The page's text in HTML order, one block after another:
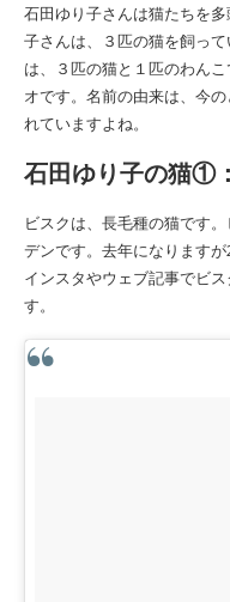
石田ゆり子さんは猫たちを
子さんは、３匹の猫を飼っ
は、３匹の猫と１匹のわん
オです。名前の由来は、今
れていますよね。
石田ゆり子の猫①
ビスクは、長毛種の猫です
デンです。去年になります
インスタやウェブ記事でビ
す。